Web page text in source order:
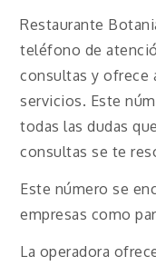
Restaurante
teléfono de
consultas y ofrece
servicios. Este
todas las dudas
consultas se te
Este número se
empresas como
La operadora